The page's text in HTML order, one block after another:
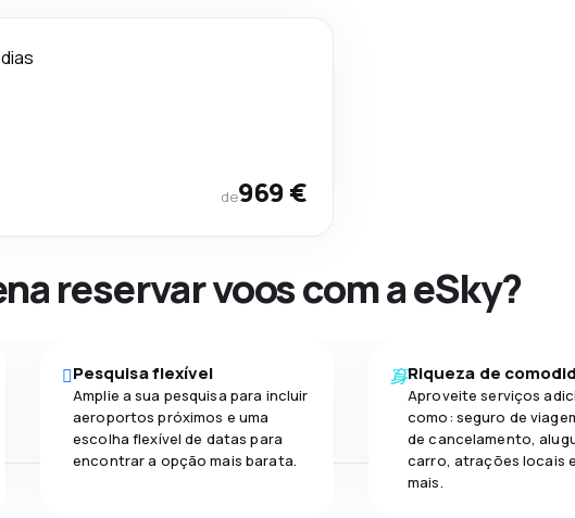
de969 €
reservar voos com a eSky?
Pesquisa flexível
Amplie a sua pesquisa para incluir
aeroportos próximos e uma
escolha flexível de datas para
encontrar a opção mais barata.
Riqueza de
Aproveite serviços
como: seguro de
de cancelamento,
carro, atrações locais
mais.